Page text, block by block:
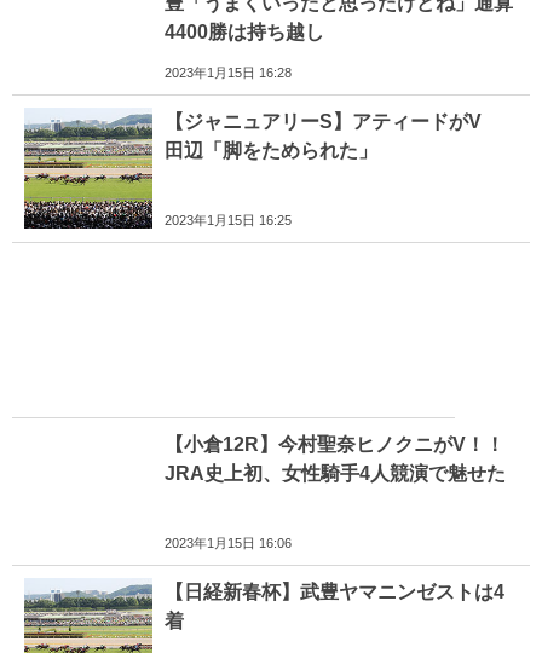
4400勝は持ち越し
2023年1月15日 16:28
【ジャニュアリーS】アティードがV
田辺「脚をためられた」
2023年1月15日 16:25
【小倉12R】今村聖奈ヒノクニがV！！
JRA史上初、女性騎手4人競演で魅せた
2023年1月15日 16:06
【日経新春杯】武豊ヤマニンゼストは4
着